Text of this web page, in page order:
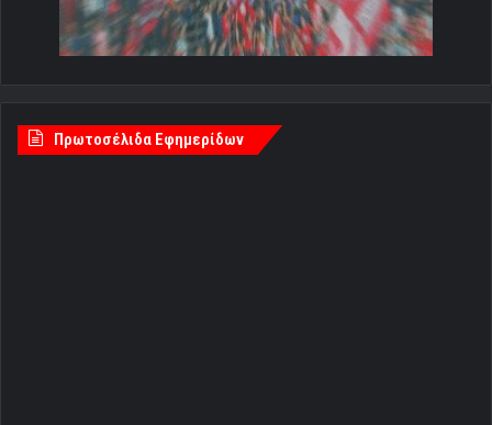
Πρωτοσέλιδα Εφημερίδων